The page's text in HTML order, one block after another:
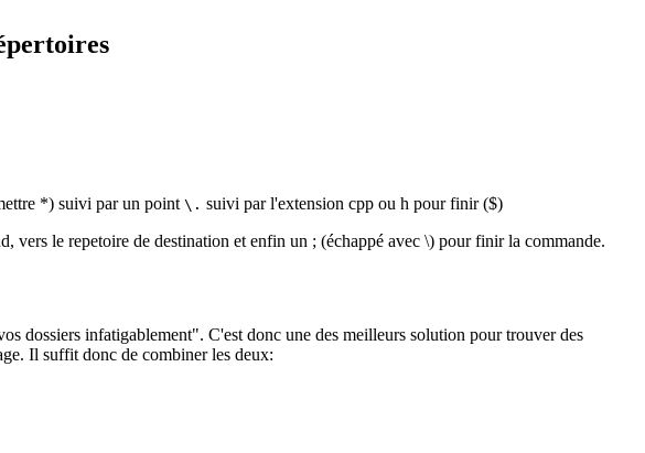
*) suivi par un point \. suivi par l'extension cpp ou h pour finir ($)
le repetoire de destination et enfin un ; (échappé avec \) pour finir la commande.
dossiers infatigablement". C'est donc une des meilleurs solution pour trouver des
Il suffit donc de combiner les deux: